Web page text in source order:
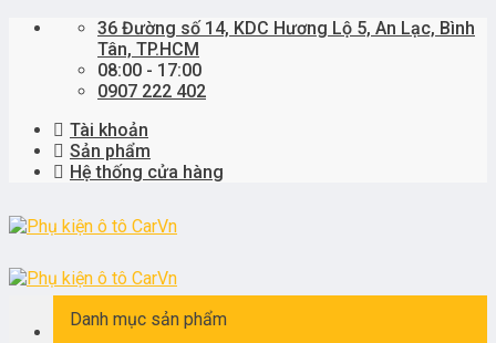
Skip
36 Đường số 14, KDC Hương Lộ 5, An Lạc, Bình
Tân, TP.HCM
08:00 - 17:00
0907 222 402
Tài khoản
Sản phẩm
Hệ thống cửa hàng
Danh mục sản phẩm